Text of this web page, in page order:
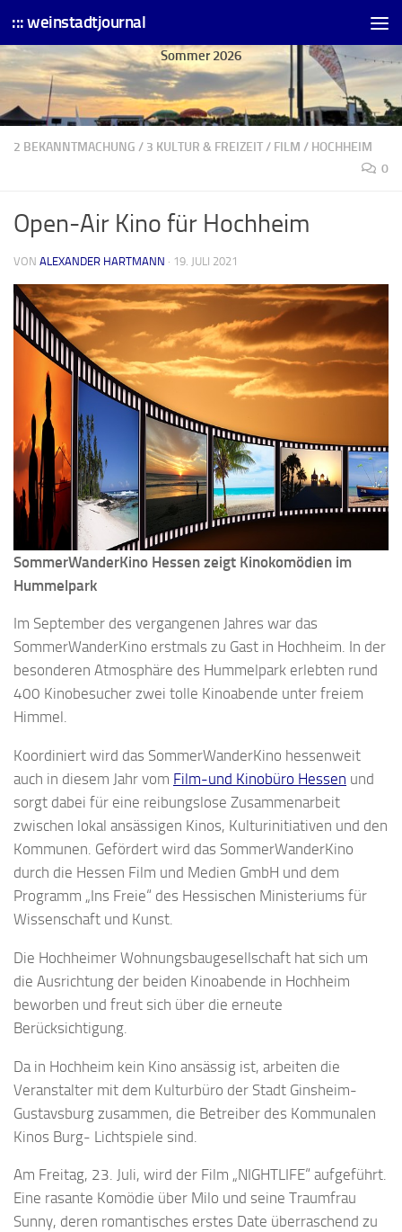
Skip to content
::: weinstadtjournal
Sommer 2026
2 BEKANNTMACHUNG / 3 KULTUR & FREIZEIT/ FILM / HOCHHEIM
0
Open-Air Kino für Hochheim
VON ALEXANDER HARTMANN · 19. JULI 2021
SommerWanderKino Hessen zeigt Kinokomödien im
Hummelpark
Im September des vergangenen Jahres war das
SommerWanderKino erstmals zu Gast in Hochheim. In der
besonderen Atmosphäre des Hummelpark erlebten rund
400 Kinobesucher zwei tolle Kinoabende unter freiem
Himmel.
Koordiniert wird das SommerWanderKino hessenweit
auch in diesem Jahr vom Film-und Kinobüro Hessen und
sorgt dabei für eine reibungslose Zusammenarbeit
zwischen lokal ansässigen Kinos, Kulturinitiativen und den
Kommunen. Gefördert wird das SommerWanderKino
durch die Hessen Film und Medien GmbH und dem
Programm „Ins Freie“ des Hessischen Ministeriums für
Wissenschaft und Kunst.
Die Hochheimer Wohnungsbaugesellschaft hat sich um
die Ausrichtung der beiden Kinoabende in Hochheim
beworben und freut sich über die erneute
Berücksichtigung.
Da in Hochheim kein Kino ansässig ist, arbeiten die
Veranstalter mit dem Kulturbüro der Stadt Ginsheim-
Gustavsburg zusammen, die Betreiber des Kommunalen
Kinos Burg- Lichtspiele sind.
Am Freitag, 23. Juli, wird der Film „NIGHTLIFE“ aufgeführt.
Eine rasante Komödie über Milo und seine Traumfrau
Sunny, deren romantisches erstes Date überraschend zu